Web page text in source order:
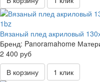
Вязаный плед акриловый
Бренд: Panoramahome
2 400 руб
В корзину
1 клик